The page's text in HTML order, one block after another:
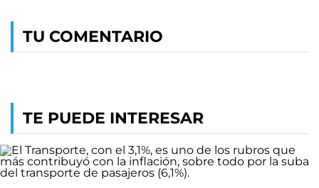
TU COMENTARIO
TE PUEDE INTERESAR